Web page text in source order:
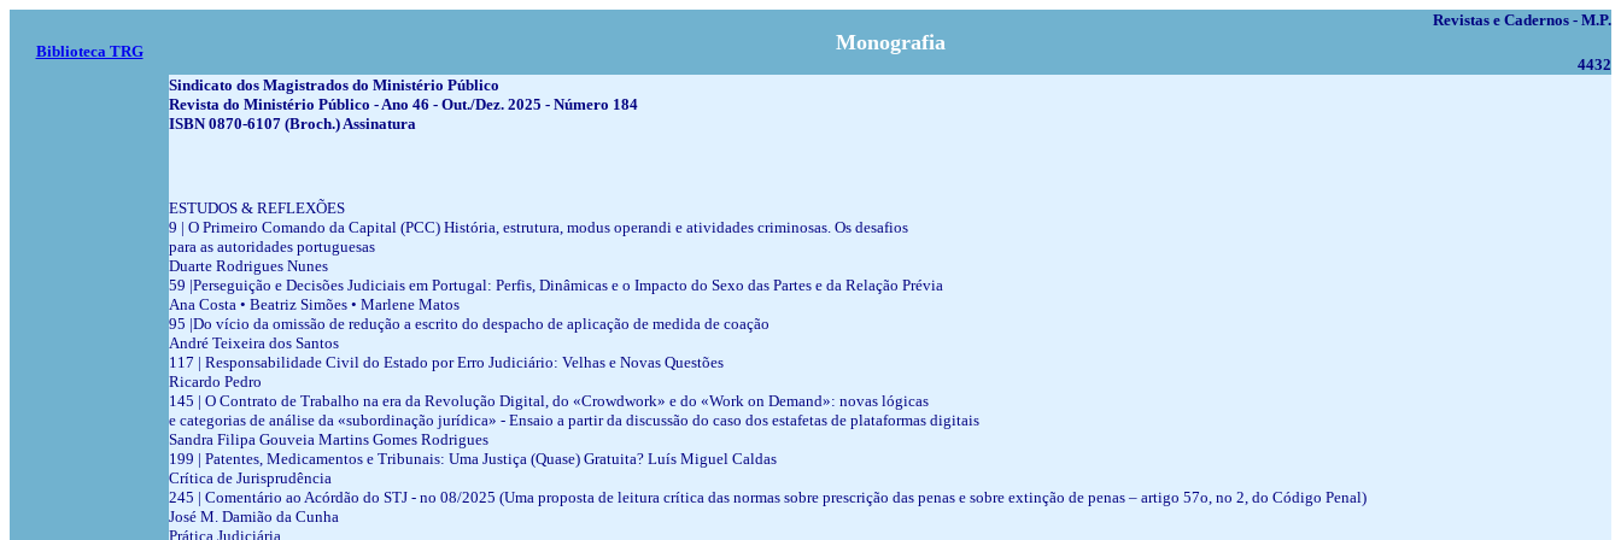
Biblioteca TRG
Revistas e Cadernos - M.P.
Monografia
4432
Sindicato dos Magistrados do Ministério Público
Revista do Ministério Público - Ano 46 - Out./Dez. 2025 - Número 184
ISBN 0870-6107 (Broch.) Assinatura
ESTUDOS & REFLEXÕES
9 | O Primeiro Comando da Capital (PCC) História, estrutura, modus operandi e atividades criminosas. Os desafios
para as autoridades portuguesas
Duarte Rodrigues Nunes
59 |Perseguição e Decisões Judiciais em Portugal: Perfis, Dinâmicas e o Impacto do Sexo das Partes e da Relação Prévia
Ana Costa • Beatriz Simões • Marlene Matos
95 |Do vício da omissão de redução a escrito do despacho de aplicação de medida de coação
André Teixeira dos Santos
117 | Responsabilidade Civil do Estado por Erro Judiciário: Velhas e Novas Questões
Ricardo Pedro
145 | O Contrato de Trabalho na era da Revolução Digital, do «Crowdwork» e do «Work on Demand»: novas lógicas
e categorias de análise da «subordinação jurídica» - Ensaio a partir da discussão do caso dos estafetas de plataformas digitais
Sandra Filipa Gouveia Martins Gomes Rodrigues
199 | Patentes, Medicamentos e Tribunais: Uma Justiça (Quase) Gratuita? Luís Miguel Caldas
Crítica de Jurisprudência
245 | Comentário ao Acórdão do STJ - no 08/2025 (Uma proposta de leitura crítica das normas sobre prescrição das penas e sobre extinção de penas – artigo 57o, no 2, do Código Penal)
José M. Damião da Cunha
Prática Judiciária